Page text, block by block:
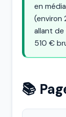
en
(environ
allant
510 €
📚